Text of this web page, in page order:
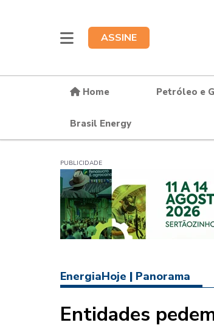
ASSINE
Home Petróleo e
Brasil Energy
PUBLICIDADE
EnergiaHoje | Panorama
Entidades